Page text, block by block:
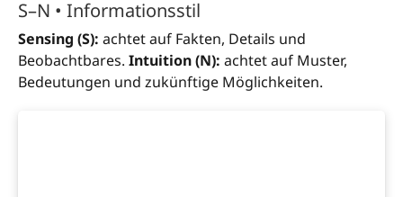
S–N • Informationsstil
Sensing (S): achtet auf Fakten, Details und
Beobachtbares. Intuition (N): achtet auf Muster,
Bedeutungen und zukünftige Möglichkeiten.